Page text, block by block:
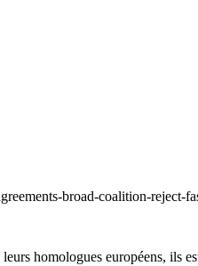
broad-coalition-
homologues européens, ils